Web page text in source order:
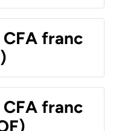
franc
franc